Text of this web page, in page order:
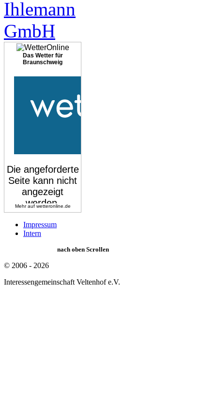
Das Wetter für
Braunschweig
Mehr auf wetteronline.de
Impressum
Intern
nach oben Scrollen
© 2006 - 2026
Interessengemeinschaft Veltenhof e.V.